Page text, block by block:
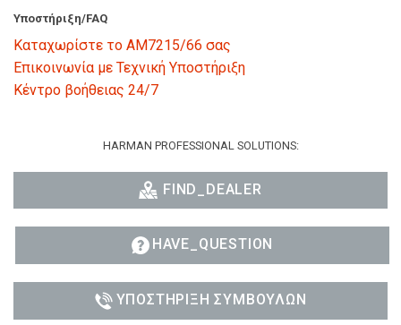
Υποστήριξη/FAQ
Καταχωρίστε το AM7215/66 σας
Επικοινωνία με Τεχνική Υποστήριξη
Κέντρο βοήθειας 24/7
HARMAN PROFESSIONAL SOLUTIONS:
FIND_DEALER
HAVE_QUESTION
ΥΠΟΣΤΉΡΙΞΗ ΣΥΜΒΟΎΛΩΝ